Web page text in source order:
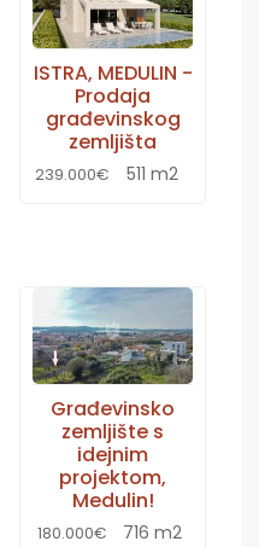
ISTRA, MEDULIN -
Prodaja
građevinskog
zemljišta
239.000€ 511 m2
Građevinsko
zemljište s
idejnim
projektom,
Medulin!
180.000€ 716 m2